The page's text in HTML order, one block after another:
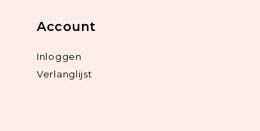
Account
Inloggen
Verlanglijst